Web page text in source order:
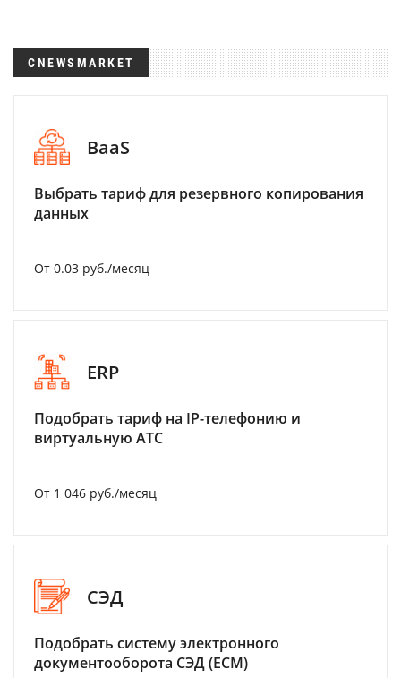
CNEWSMARKET
BaaS
Выбрать тариф для резервного копирования
данных
От 0.03 руб./месяц
ERP
Подобрать тариф на IP-телефонию и
виртуальную АТС
От 1 046 руб./месяц
СЭД
Подобрать систему электронного
документооборота СЭД (ECM)